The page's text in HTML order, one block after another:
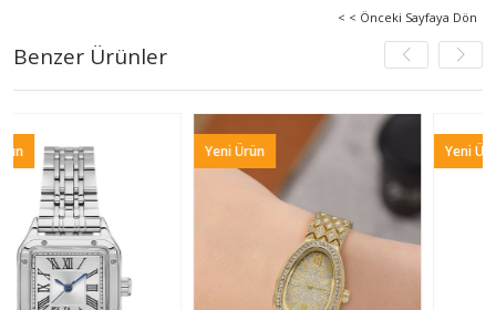
< < Önceki Sayfaya Dön
Benzer Ürünler
Yeni Ürün